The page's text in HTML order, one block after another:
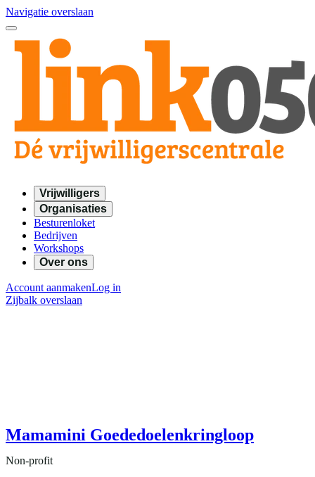
Navigatie overslaan
Vrijwilligers
Organisaties
Besturenloket
Bedrijven
Workshops
Over ons
Account aanmakenLog in
Zijbalk overslaan
Mamamini Goededoelenkringloop
Non-profit